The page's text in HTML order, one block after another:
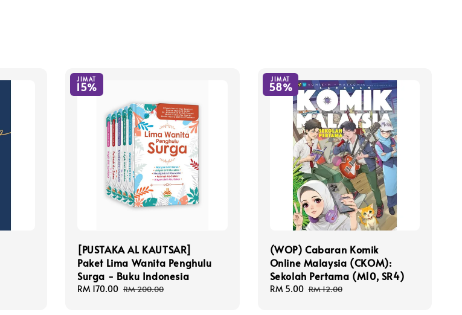
JIMAT
15%
[PUSTAKA AL KAUTSAR]
Paket Lima Wanita Penghulu
Surga - Buku Indonesia
Sale
RM 170.00 Regular
RM 200.00
JIMAT
58%
(WOP) Cabaran Komik
Online Malaysia (CKOM):
Sekolah Pertama (M10, SR4)
Sale
RM 5.00 Regular
RM 12.00